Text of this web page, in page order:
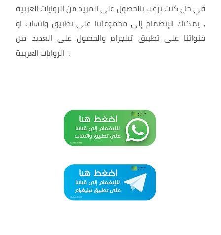
في حال كنت ترغب بالحصول على المزيد من الروايات العربية
، يمكنك الإنضمام إلى مجموعاتنا على تطبيق واتساب او
قنواتنا على تطبيق تيلجرام والحصول على العديد من
.